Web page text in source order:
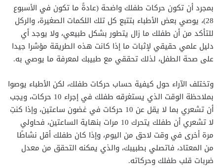
بمجرد أن تكون حركات طفلك واضحة (عادةً ما تكون في الأسبوع
28)، يوصي بعض الأطباء بتتبع كل تلك اللكمات الصغيرة، والركل
للتأكد من أن طفلك ما زال يتطور بشكل طبيعي، ولا يوجد أي
دليل علمي حقيقي لإثبات ما إذا كانت هذه الطريقة مؤشرا جيدا
على صحة الطفل، لذلك تحققي مع طبيبك لمعرفة ما يوصي به.
وتختلف الآراء حول كيفية حساب حركات طفلك، لكن الأطباء يوصوا
بملاحظة الوقت الذي يستغرقه طفلك في إجراء 10 حركات، ويجب
أن تشعري بما لا يقل عن 10 حركات في غضون ساعتين، وإذا كنتِ
لا تشعري أن طفلك يتحرك 10 مرات بنهاية الساعتين، فحاولي
مرة أخرى في وقت لاحق من اليوم، وإذا كان طفلك أقل نشاطًا
من المعتاد، فاتصلي بطبيبك، والذي يمكنه التحقق من معدل
ضربات قلب طفلك وحركاته.